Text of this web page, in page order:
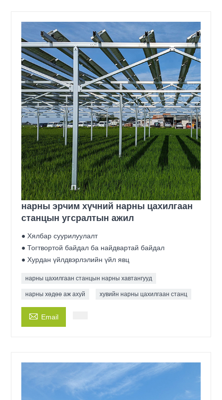
нарны эрчим хүчний нарны цахилгаан
станцын угсралтын ажил
● Хялбар суурилуулалт
● Тогтвортой байдал ба найдвартай байдал
● Хурдан үйлдвэрлэлийн үйл явц
нарны цахилгаан станцын нарны хавтангууд
нарны хөдөө аж ахуй хувийн нарны цахилгаан станц
 Email